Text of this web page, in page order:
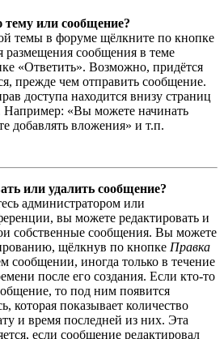
тему или сообщение?
темы в форуме щёлкните по кнопке
размещения сообщения в теме
«Ответить». Возможно, придётся
прежде чем отправить сообщение.
доступа находится внизу страниц
«Вы можете начинать
добавлять вложения» и т.п.
или удалить сообщение?
администратором или
вы можете редактировать и
собственные сообщения. Вы можете
щёлкнув по кнопке Правка
сообщении, иногда только в течение
после его создания. Если кто-то
то под ним появится
которая показывает количество
и время последней из них. Эта
если сообщение редактировал